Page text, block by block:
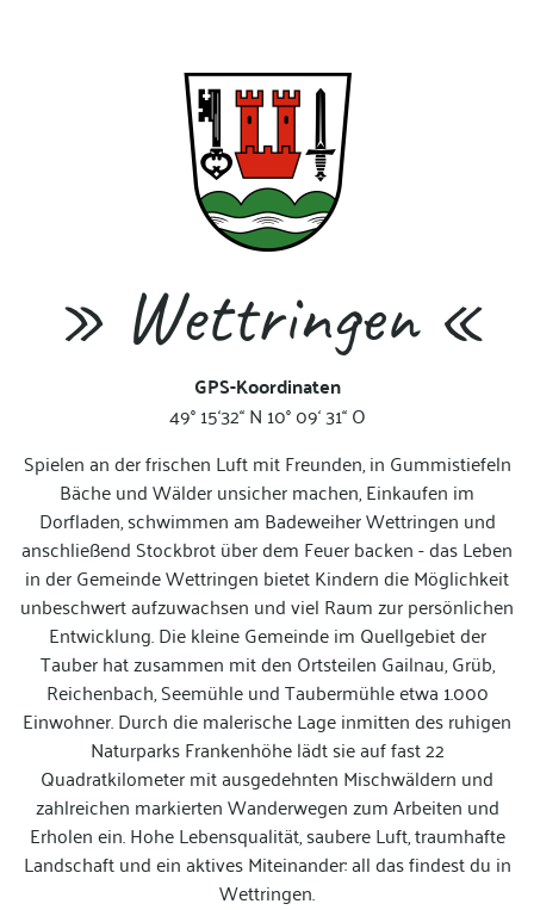
» Wettringen «
GPS-Koordinaten
49° 15‘32‘‘ N 10° 09‘ 31‘‘ O
Spielen an der frischen Luft mit Freunden, in Gummistiefeln
Bäche und Wälder unsicher machen, Einkaufen im
Dorfladen, schwimmen am Badeweiher Wettringen und
anschließend Stockbrot über dem Feuer backen - das Leben
in der Gemeinde Wettringen bietet Kindern die Möglichkeit
unbeschwert aufzuwachsen und viel Raum zur persönlichen
Entwicklung. Die kleine Gemeinde im Quellgebiet der
Tauber hat zusammen mit den Ortsteilen Gailnau, Grüb,
Reichenbach, Seemühle und Taubermühle etwa 1.000
Einwohner. Durch die malerische Lage inmitten des ruhigen
Naturparks Frankenhöhe lädt sie auf fast 22
Quadratkilometer mit ausgedehnten Mischwäldern und
zahlreichen markierten Wanderwegen zum Arbeiten und
Erholen ein. Hohe Lebensqualität, saubere Luft, traumhafte
Landschaft und ein aktives Miteinander: all das findest du in
Wettringen.